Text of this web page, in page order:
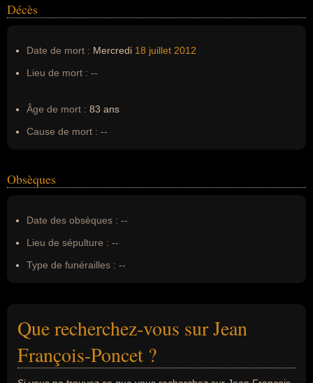
Décès
Date de mort : Mercredi 18 juillet 2012
Lieu de mort : --
Âge de mort : 83 ans
Cause de mort : --
Obsèques
Date des obsèques : --
Lieu de sépulture : --
Type de funérailles : --
Que recherchez-vous sur Jean
François-Poncet ?